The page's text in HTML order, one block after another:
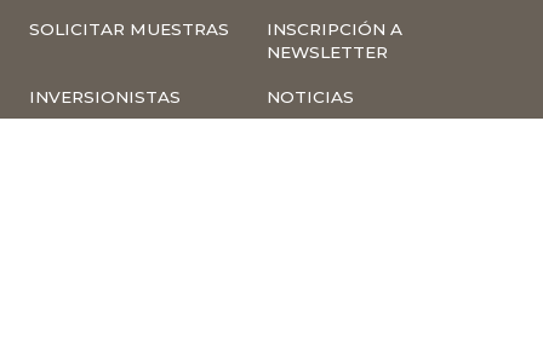
SOLICITAR MUESTRAS
INSCRIPCIÓN A
NEWSLETTER
INVERSIONISTAS NOTICIAS